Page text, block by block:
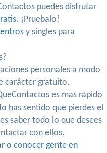
puedes disfrutar
. ¡Pruebalo!
y singles para
personales a modo
carácter gratuito.
es mas rápido
has sentido que pierdes el
saber todo lo que desees
con ellos.
o conocer gente en